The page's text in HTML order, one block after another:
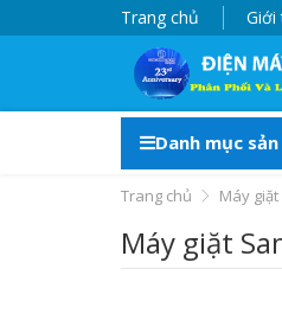
Trang chủ Giới
Danh mục
Trang chủ Máy giặt
Máy giặt